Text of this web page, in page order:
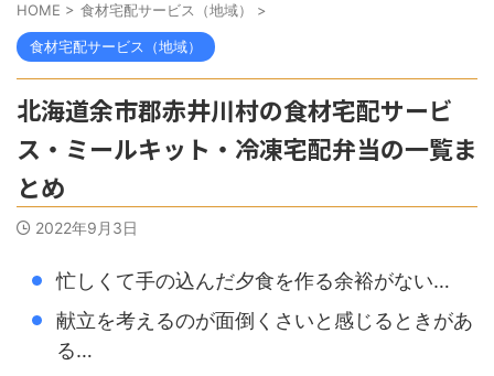
HOME > 食材宅配サービス（地域） >
食材宅配サービス（地域）
北海道余市郡赤井川村の食材宅配サービ
ス・ミールキット・冷凍宅配弁当の一覧ま
とめ
2022年9月3日
忙しくて手の込んだ夕食を作る余裕がない…
献立を考えるのが面倒くさいと感じるときがあ
る…